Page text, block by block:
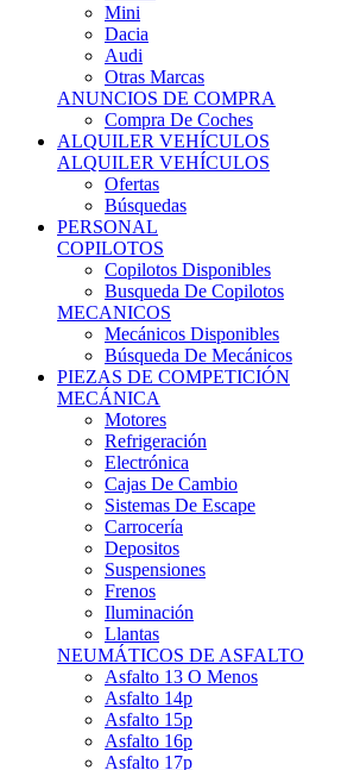
Dacia
Audi
Otras Marcas
ANUNCIOS DE COMPRA
Compra De Coches
ALQUILER VEHÍCULOS
ALQUILER VEHÍCULOS
Ofertas
Búsquedas
PERSONAL
COPILOTOS
Copilotos Disponibles
Busqueda De Copilotos
MECANICOS
Mecánicos Disponibles
Búsqueda De Mecánicos
PIEZAS DE COMPETICIÓN
MECÁNICA
Motores
Refrigeración
Electrónica
Cajas De Cambio
Sistemas De Escape
Carrocería
Depositos
Suspensiones
Frenos
Iluminación
Llantas
NEUMÁTICOS DE ASFALTO
Asfalto 13 O Menos
Asfalto 14p
Asfalto 15p
Asfalto 16p
Asfalto 17p
Asfalto >= 18p